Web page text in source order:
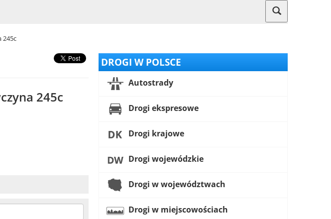
245c
245c
DROGI W POLSCE
Autostrady
Drogi ekspresowe
Drogi krajowe
Drogi wojewódzkie
Drogi w województwach
Drogi w miejscowościach